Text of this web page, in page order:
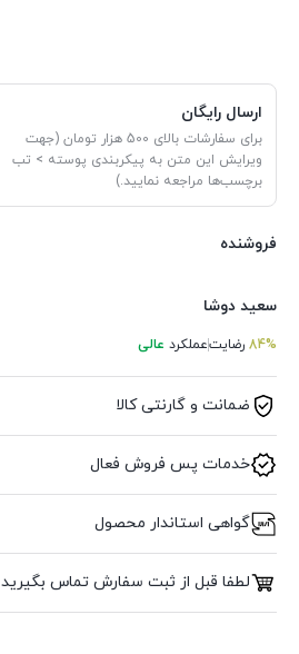
ارسال رایگان
برای سفارشات بالای 500 هزار تومان (جهت
ویرایش این متن به پیکربندی پوسته > تب
برچسب‌ها مراجعه نمایید.)
فروشنده
سعید دوشا
84% رضایتعملکرد عالی
ضمانت و گارنتی کالا
خدمات پس فروش فعال
گواهی استاندار محصول
لطفا قبل از ثبت سفارش تماس بگیرید